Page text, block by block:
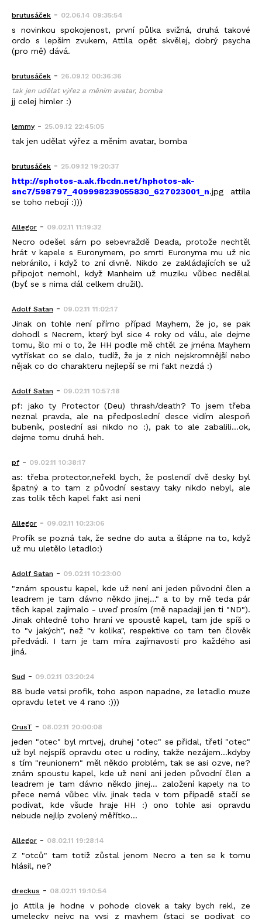
brutusáček - 02.06.14 09:35:54
s novinkou spokojenost, první půlka svižná, druhá takové
ordo s lepším zvukem, Attila opět skvělej, dobrý psycha
(pro mě) dává.
brutusáček - 26.09.12 00:36:36
tak jen udělat výřez a měním avatar, bomba
jj celej himler :)
lemmy - 25.09.12 22:45:05
tak jen udělat výřez a měním avatar, bomba
brutusáček - 25.09.12 19:20:37
http://sphotos-a.ak.fbcdn.net/hphotos-ak-
snc7/598797_409998239055830_627023001_n.jpg attila
se toho nebojí :)))
Allegor - 09.02.11 11:19:32
Necro odešel sám po sebevraždě Deada, protože nechtěl
hrát v kapele s Euronymem, po smrti Euronyma mu už nic
nebránilo, i když to zní divně. Nikdo ze zakládajících se už
připojot nemohl, když Manheim už muziku vůbec nedělal
(byť se s nima dál celkem družil).
Adolf Satan - 09.02.11 11:02:17
Jinak on tohle není přímo případ Mayhem, že jo, se pak
dohodl s Necrem, který byl sice 4 roky od válu, ale dejme
tomu, šlo mi o to, že HH podle mě chtěl ze jména Mayhem
vytřískat co se dalo, tudíž, že je z nich nejskromnější nebo
nějak co do charakteru nejlepší se mi fakt nezdá :)
Adolf Satan - 09.02.11 10:57:18
pf: jako ty Protector (Deu) thrash/death? To jsem třeba
neznal pravda, ale na předposlední desce vidím alespoň
bubeník, poslední asi nikdo no :), pak to ale zabalili...ok,
dejme tomu druhá heh.
pf - 09.02.11 10:38:17
as: třeba protector,neřekl bych, že poslendí dvě desky byl
špatný a to tam z původní sestavy taky nikdo nebyl, ale
zas tolik těch kapel fakt asi neni
Allegor - 09.02.11 10:23:06
Profík se pozná tak, že sedne do auta a šlápne na to, když
už mu uletělo letadlo:)
Adolf Satan - 09.02.11 10:23:00
"znám spoustu kapel, kde už není ani jeden původní člen a
leadrem je tam dávno někdo jinej..." a to by mě teda pár
těch kapel zajímalo - uveď prosím (mě napadají jen ti "ND").
Jinak ohledně toho hraní ve spoustě kapel, tam jde spíš o
to "v jakých", než "v kolika", respektive co tam ten člověk
předvádí. I tam je tam míra zajímavosti pro každého asi
jiná.
Sud - 09.02.11 03:20:24
88 bude vetsi profik, toho aspon napadne, ze letadlo muze
opravdu letet ve 4 rano :)))
CrusT - 08.02.11 20:00:08
jeden "otec" byl mrtvej, druhej "otec" se přidal, třetí "otec"
už byl nejspíš opravdu otec u rodiny, takže nezájem...kdyby
s tím "reunionem" měl někdo problém, tak se asi ozve, ne?
znám spoustu kapel, kde už není ani jeden původní člen a
leadrem je tam dávno někdo jinej... založení kapely na to
přece nemá vůbec vliv. jinak teda v tom případě stačí se
podívat, kde všude hraje HH :) ono tohle asi opravdu
nebude nejlíp zvolený měřítko...
Allegor - 08.02.11 19:28:14
Z "otců" tam totiž zůstal jenom Necro a ten se k tomu
hlásil, ne?
dreckus - 08.02.11 19:10:54
jo Attila je hodne v pohode clovek a taky bych rekl, ze
umelecky nejvc na vysi z mayhem (staci se podivat co